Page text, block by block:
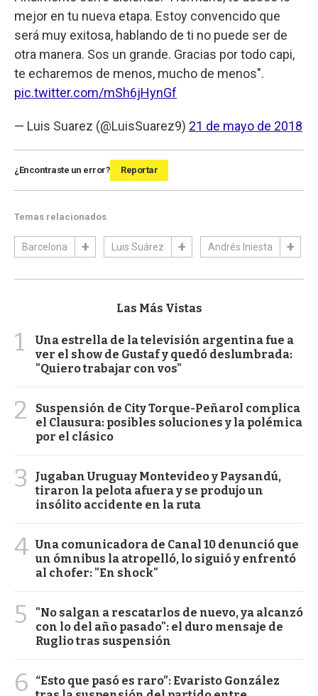
mejor en tu nueva etapa. Estoy convencido que
será muy exitosa, hablando de ti no puede ser de
otra manera. Sos un grande. Gracias por todo capi,
te echaremos de menos, mucho de menos".
pic.twitter.com/mSh6jHynGf
— Luis Suarez (@LuisSuarez9) 21 de mayo de 2018
¿Encontraste un error? Reportar
Temas relacionados
Barcelona Luis Suárez Andrés Iniesta
Las Más Vistas
1
Una estrella de la televisión argentina fue a
ver el show de Gustaf y quedó deslumbrada:
"Quiero trabajar con vos"
2
Suspensión de City Torque-Peñarol complica
el Clausura: posibles soluciones y la polémica
por el clásico
3
Jugaban Uruguay Montevideo y Paysandú,
tiraron la pelota afuera y se produjo un
insólito accidente en la ruta
4 Una comunicadora de Canal 10 denunció que
un ómnibus la atropelló, lo siguió y enfrentó
al chofer: "En shock"
5
"No salgan a rescatarlos de nuevo, ya alcanzó
con lo del año pasado": el duro mensaje de
Ruglio tras suspensión
6
“Esto que pasó es raro”: Evaristo González